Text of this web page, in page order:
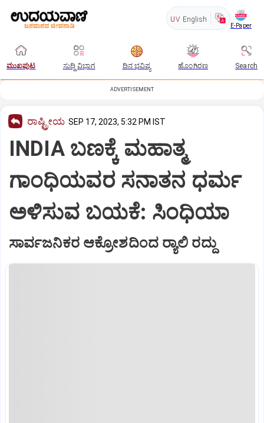
UV English
E-Paper
ಮುಖಪುಟ ಸುದ್ದಿ ವಿಭಾಗ ದಿನ ಭವಿಷ್ಯ ಹೊಂಗಿರಣ Search
ADVERTISEMENT
ರಾಷ್ಟ್ರೀಯ SEP 17, 2023, 5:32 PM IST
INDIA ಬಣಕ್ಕೆ ಮಹಾತ್ಮ
ಗಾಂಧಿಯವರ ಸನಾತನ ಧರ್ಮ
ಅಳಿಸುವ ಬಯಕೆ: ಸಿಂಧಿಯಾ
ಸಾರ್ವಜನಿಕರ ಆಕ್ರೋಶದಿಂದ ರ‍್ಯಾಲಿ ರದ್ದು